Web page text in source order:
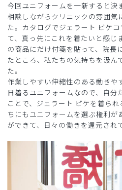
今回ユニフォームを一新すると決
相談しながらクリニックの雰囲気
た。カタログでジェラート ピケ
て、真っ先にこれを着たいと感じ
の商品にだけ付箋を貼って、院長
たところ、私たちの気持ちを汲ん
た。
作業しやすい伸縮性のある動きや
日着るユニフォームなので、自分
ことで、ジェラート ピケを着ら
ちにもユニフォームを選ぶ権利が
ができて、日々の働きを還元され